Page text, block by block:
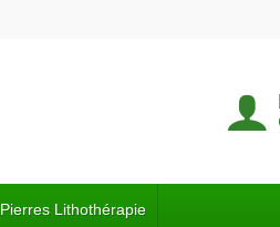
Pierres Lithothérapie